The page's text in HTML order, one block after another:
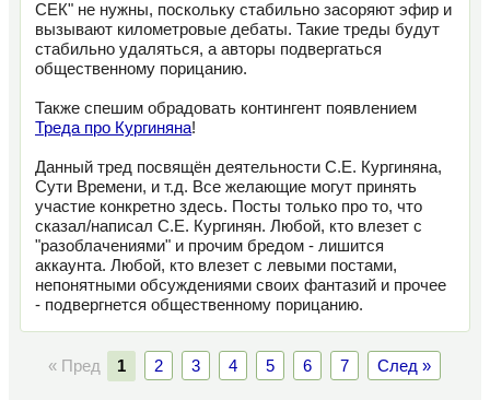
СЕК" не нужны, поскольку стабильно засоряют эфир и
вызывают километровые дебаты. Такие треды будут
стабильно удаляться, а авторы подвергаться
общественному порицанию.
Также спешим обрадовать контингент появлением
Треда про Кургиняна!
Данный тред посвящён деятельности С.Е. Кургиняна,
Сути Времени, и т.д. Все желающие могут принять
участие конкретно здесь. Посты только про то, что
сказал/написал С.Е. Кургинян. Любой, кто влезет с
"разоблачениями" и прочим бредом - лишится
аккаунта. Любой, кто влезет с левыми постами,
непонятными обсуждениями своих фантазий и прочее
- подвергнется общественному порицанию.
« Пред 1 2 3 4 5 6 7 След »